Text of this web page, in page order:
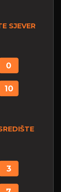
SJEVER
0
10
3